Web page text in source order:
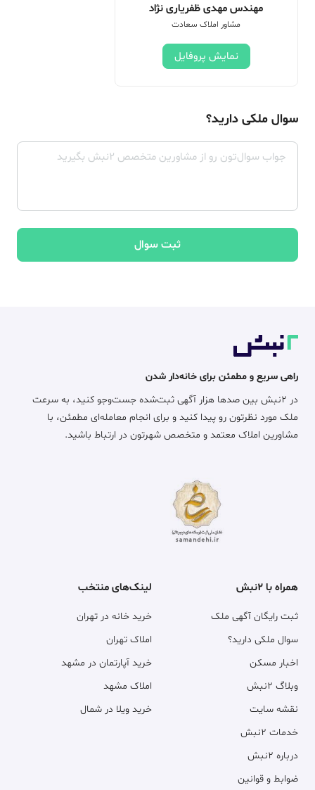
مهندس مهدی ظفریاری نژاد
مشاور املاک سعادت
نمایش پروفایل
سوال ملکی دارید؟
ثبت سوال
راهی سریع و مطمئن برای خانه‌دار شدن
در ۲نبش بین صدها هزار آگهی ثبت‌شده جست‌وجو کنید، به سرعت
ملک مورد نظرتون رو پیدا کنید و برای انجام معامله‌ای مطمئن، با
مشاورین املاک معتمد و متخصص شهرتون در ارتباط باشید.
همراه با ۲نبش
ثبت رایگان آگهی ملک
سوال ملکی دارید؟
اخبار مسکن
وبلاگ ۲نبش
نقشه سایت
خدمات ۲نبش
درباره ۲نبش
ضوابط و قوانین
لینک‌های منتخب
خرید خانه در تهران
املاک تهران
خرید آپارتمان در مشهد
املاک مشهد
خرید ویلا در شمال